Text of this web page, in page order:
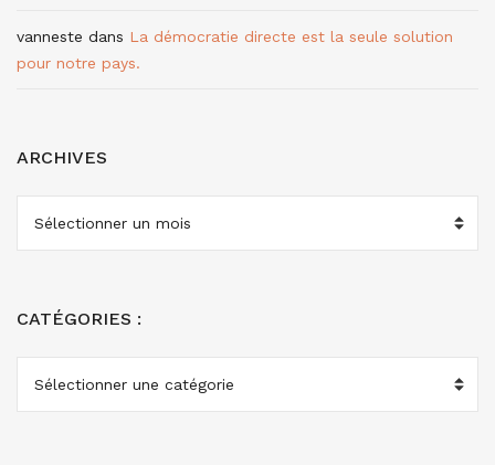
vanneste dans La démocratie directe est la seule solution
pour notre pays.
ARCHIVES
ARCHIVES
CATÉGORIES :
CATÉGORIES